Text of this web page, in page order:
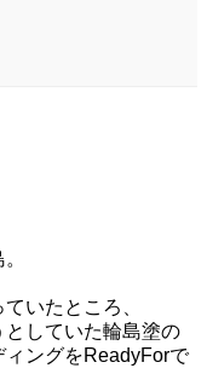
いたところ、
していた輪島塗の
ングをReadyForで